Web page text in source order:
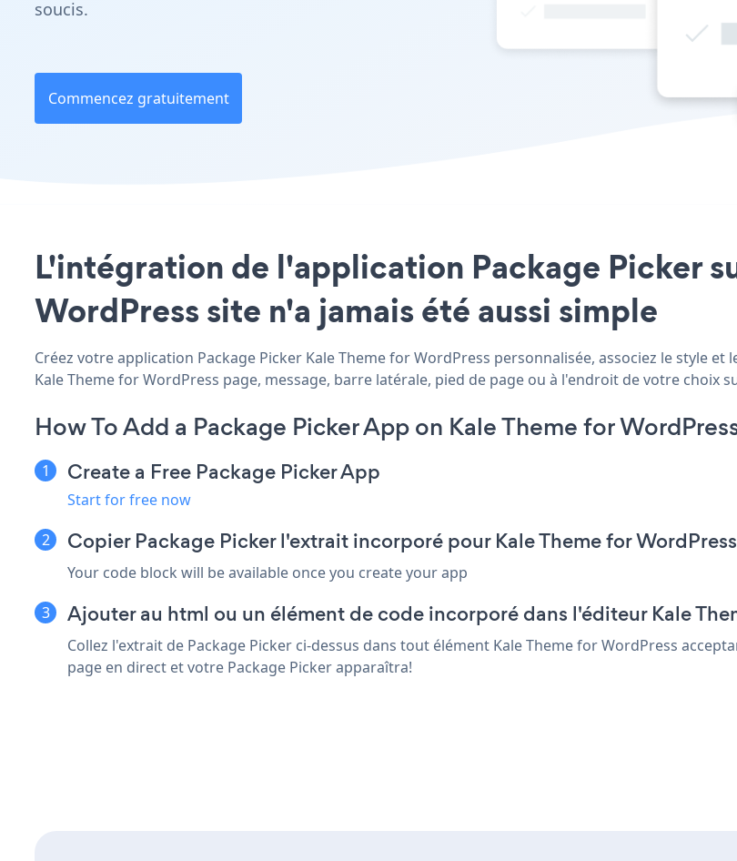
soucis.
Commencez gratuitement
L'intégration de l'application Package Picker
WordPress site n'a jamais été aussi simple
Créez votre application Package Picker Kale Theme for WordPress personnalisée, associez le style
Kale Theme for WordPress page, message, barre latérale, pied de page ou à l'endroit de votre choix
How To Add a Package Picker App on Kale Theme for
Create a Free Package Picker App
Start for free now
Copier Package Picker l'extrait incorporé pour Kale Theme for WordPress
Your code block will be available once you create your app
Ajouter au html ou un élément de code incorporé dans l'éditeur Kale
Collez l'extrait de Package Picker ci-dessus dans tout élément Kale Theme for WordPress
page en direct et votre Package Picker apparaîtra!